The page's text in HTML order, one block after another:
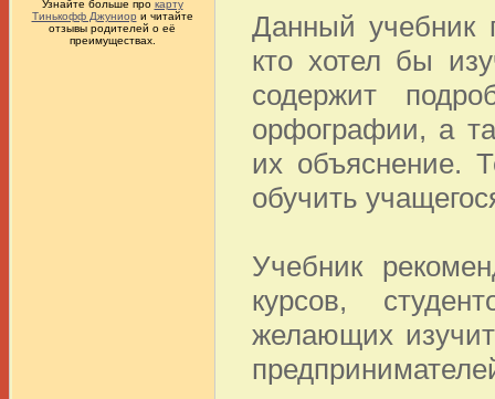
Узнайте больше про карту
Тинькофф Джуниор и читайте
отзывы родителей о её
преимуществах.
Данный учебник
кто хотел бы
содержит
орфографии, а
их объяснение.
обучить
Учебник
курсов,
желающих